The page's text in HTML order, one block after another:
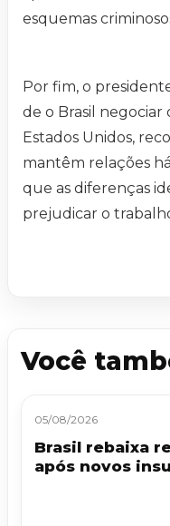
esquemas
Por fim, o
de o Brasil negociar
Estados Unidos,
mantêm relações
que as diferenças
prejudicar o
Você
05/08/2026
Brasil rebaixa
após novos